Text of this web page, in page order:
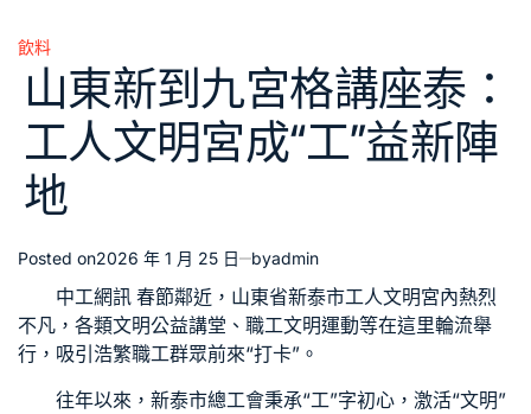
Posted
in
飲料
山東新到九宮格講座泰：
工人文明宮成“工”益新陣
地
Posted on2026 年 1 月 25 日 byadmin
中工網訊 春節鄰近，山東省新泰市工人文明宮內熱烈
不凡，各類文明公益講堂、職工文明運動等在這里輪流舉
行，吸引浩繁職工群眾前來“打卡”。
往年以來，新泰市總工會秉承“工”字初心，激活“文明”